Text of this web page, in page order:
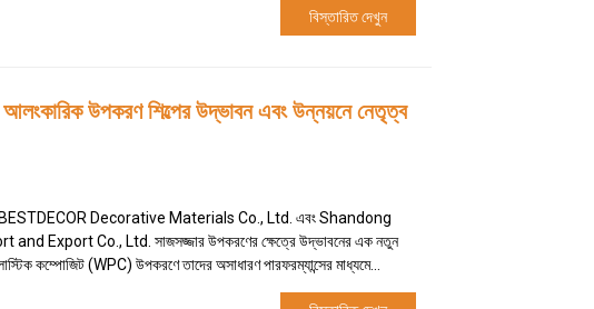
বিস্তারিত দেখুন
আলংকারিক উপকরণ শিল্পের উদ্ভাবন এবং উন্নয়নে নেতৃত্ব
Decorative Materials Co., Ltd. এবং Shandong
and Export Co., Ltd. সাজসজ্জার উপকরণের ক্ষেত্রে উদ্ভাবনের এক নতুন
কম্পোজিট (WPC) উপকরণে তাদের অসাধারণ পারফরম্যান্সের মাধ্যমে...